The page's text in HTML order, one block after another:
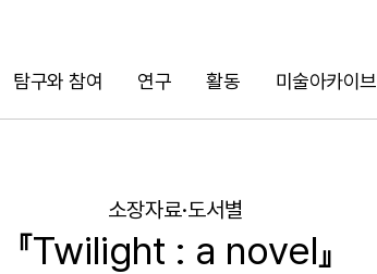
탐구와 참여 연구 활동 미술아카이브
검색
소장자료·도서별
『Twilight : a novel』